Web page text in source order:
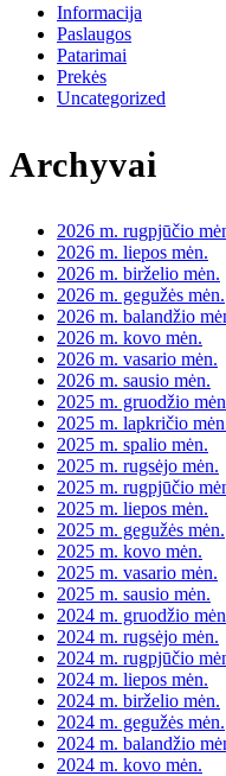
Informacija
Paslaugos
Patarimai
Prekės
Uncategorized
Archyvai
2026 m. rugpjūčio
2026 m. liepos mėn.
2026 m. birželio mėn.
2026 m. gegužės mėn.
2026 m. balandžio
2026 m. kovo mėn.
2026 m. vasario mėn.
2026 m. sausio mėn.
2025 m. gruodžio
2025 m. lapkričio
2025 m. spalio mėn.
2025 m. rugsėjo mėn.
2025 m. rugpjūčio
2025 m. liepos mėn.
2025 m. gegužės mėn.
2025 m. kovo mėn.
2025 m. vasario mėn.
2025 m. sausio mėn.
2024 m. gruodžio
2024 m. rugsėjo mėn.
2024 m. rugpjūčio
2024 m. liepos mėn.
2024 m. birželio mėn.
2024 m. gegužės mėn.
2024 m. balandžio
2024 m. kovo mėn.